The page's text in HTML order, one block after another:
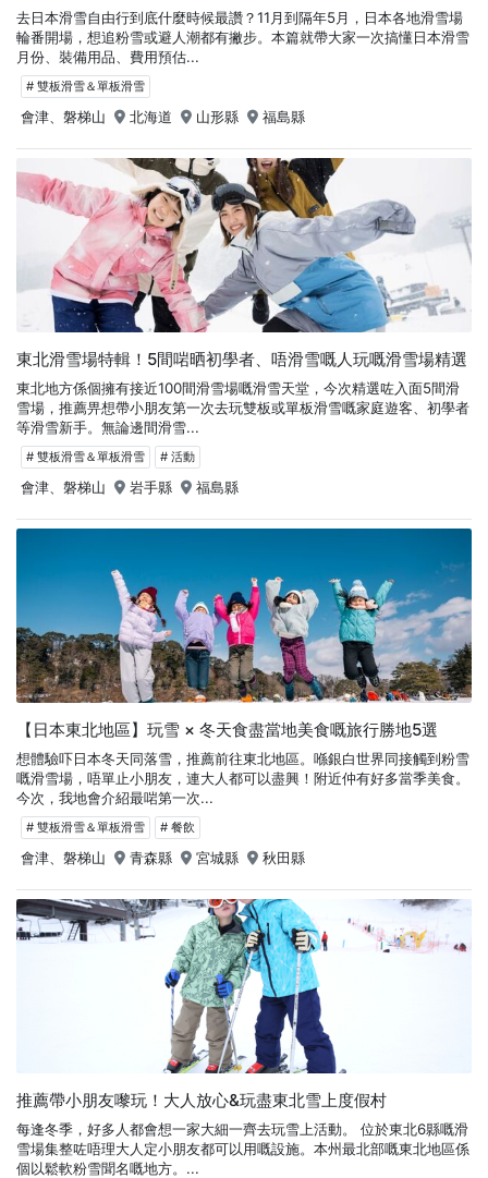
去日本滑雪自由行到底什麼時候最讚？11月到隔年5月，日本各地滑雪場
輪番開場，想追粉雪或避人潮都有撇步。本篇就帶大家一次搞懂日本滑雪
月份、裝備用品、費用預估...
# 雙板滑雪＆單板滑雪
會津、磐梯山 北海道 山形縣 福島縣
東北滑雪場特輯！5間啱晒初學者、唔滑雪嘅人玩嘅滑雪場精選
東北地方係個擁有接近100間滑雪場嘅滑雪天堂，今次精選咗入面5間滑
雪場，推薦畀想帶小朋友第一次去玩雙板或單板滑雪嘅家庭遊客、初學者
等滑雪新手。無論邊間滑雪...
# 雙板滑雪＆單板滑雪 # 活動
會津、磐梯山 岩手縣 福島縣
【日本東北地區】玩雪 × 冬天食盡當地美食嘅旅行勝地5選
想體驗吓日本冬天同落雪，推薦前往東北地區。喺銀白世界同接觸到粉雪
嘅滑雪場，唔單止小朋友，連大人都可以盡興！附近仲有好多當季美食。
今次，我地會介紹最啱第一次...
# 雙板滑雪＆單板滑雪 # 餐飲
會津、磐梯山 青森縣 宮城縣 秋田縣
推薦帶小朋友嚟玩！大人放心&玩盡東北雪上度假村
每逢冬季，好多人都會想一家大細一齊去玩雪上活動。 位於東北6縣嘅滑
雪場集整咗唔理大人定小朋友都可以用嘅設施。本州最北部嘅東北地區係
個以鬆軟粉雪聞名嘅地方。...